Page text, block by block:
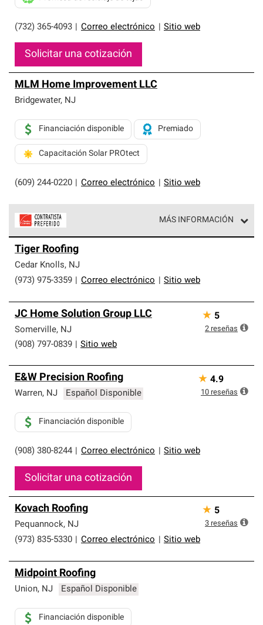
(732) 365-4093 Correo electrónico Sitio web
Solicitar una cotización
MLM Home Improvement LLC
Bridgewater, NJ
(609) 244-0220 Correo electrónico Sitio web
Financiación disponible Premiado
Capacitación Solar PROtect
MÁS INFORMACIÓN
parte de una red exclusiva de profesionales de techos
que cumplen con altos estándares y requisitos estrictos
de profesionalismo y confiabilidad.
Tiger Roofing
Cedar Knolls, NJ
(973) 975-3359
Correo electrónico Sitio web
JC Home Solution Group LLC
Somerville, NJ
(908) 797-0839
Sitio web
★ 5
2 reseñas
E&W Precision Roofing
Warren, NJ Español Disponible
(908) 380-8244 Correo electrónico Sitio web
Financiación disponible
Solicitar una cotización
★ 4.9
10 reseñas
Kovach Roofing
Pequannock, NJ
(973) 835-5330
Correo electrónico Sitio web
★ 5
3 reseñas
Midpoint Roofing
Union, NJ Español Disponible
Financiación disponible